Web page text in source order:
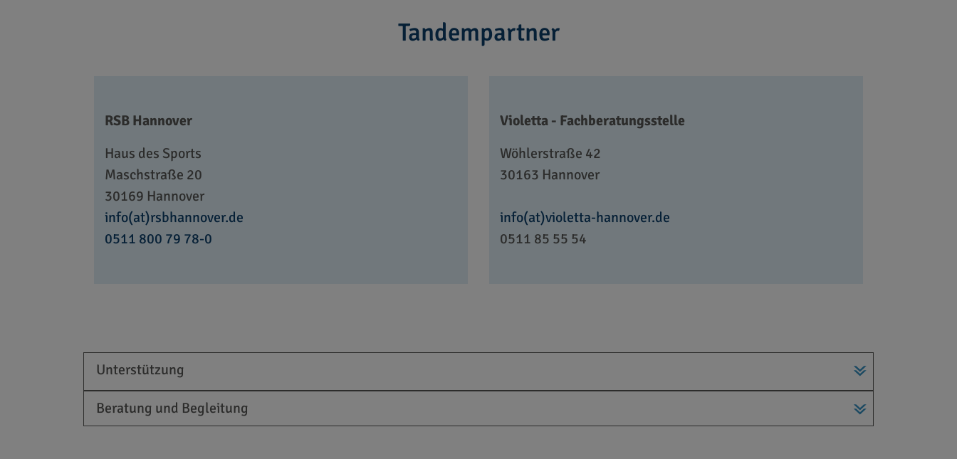
Tandempartner
RSB Hannover
Haus des Sports
Maschstraße 20
30169 Hannover
info(at)rsbhannover.de
0511 800 79 78-0
Violetta - Fachberatungsstelle
Wöhlerstraße 42
30163 Hannover
info(at)violetta-hannover.de
0511 85 55 54
Unterstützung
Beratung und Begleitung